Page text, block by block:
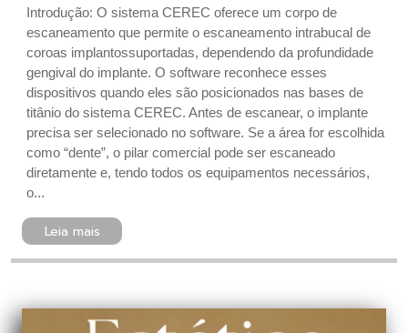
Introdução: O sistema CEREC oferece um corpo de
escaneamento que permite o escaneamento intrabucal de
coroas implantossuportadas, dependendo da profundidade
gengival do implante. O software reconhece esses
dispositivos quando eles são posicionados nas bases de
titânio do sistema CEREC. Antes de escanear, o implante
precisa ser selecionado no software. Se a área for escolhida
como “dente”, o pilar comercial pode ser escaneado
diretamente e, tendo todos os equipamentos necessários,
o...
Leia mais